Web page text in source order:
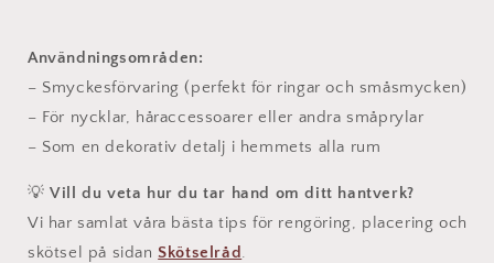
Användningsområden:
– Smyckesförvaring (perfekt för ringar och småsmycken)
– För nycklar, håraccessoarer eller andra småprylar
– Som en dekorativ detalj i hemmets alla rum
💡Vill du veta hur du tar hand om ditt hantverk?
Vi har samlat våra bästa tips för rengöring, placering och
skötsel på sidanSkötselråd.